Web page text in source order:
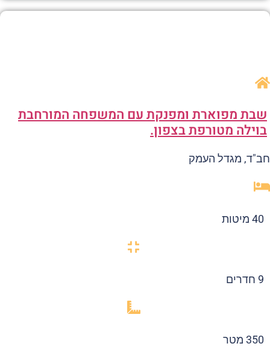
מפוארת ומפנקת עם המשפחה המורחבת
מטורפת בצפון.
מגדל העמק
40 מיטות
350 מטר